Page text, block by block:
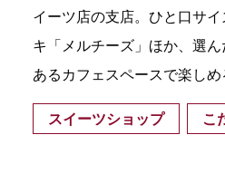
イーツ店の支店。ひと口サ
キ「メルチーズ」ほか、選
あるカフェスペースで楽しめ
スイーツショップ こ